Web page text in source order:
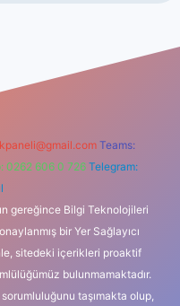
Teams:
0262 606 0 726 Telegram:
gereğince Bilgi Teknolojileri
bir Yer Sağlayıcı
sitedeki içerikleri proaktif
bulunmamaktadır.
taşımakta olup,